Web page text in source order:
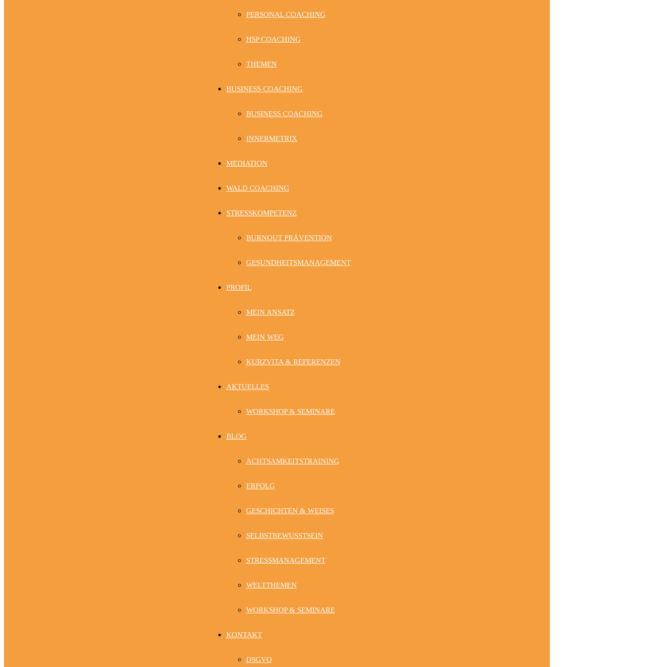
PERSONAL COACHING
HSP COACHING
THEMEN
BUSINESS COACHING
BUSINESS COACHING
INNERMETRIX
MEDIATION
WALD COACHING
STRESSKOMPETENZ
BURNOUT PRÄVENTION
GESUNDHEITSMANAGEMENT
PROFIL
MEIN ANSATZ
MEIN WEG
KURZVITA & REFERENZEN
AKTUELLES
WORKSHOP & SEMINARE
BLOG
ACHTSAMKEITSTRAINING
ERFOLG
GESCHICHTEN & WEISES
SELBSTBEWUSSTSEIN
STRESSMANAGEMENT
WELTTHEMEN
WORKSHOP & SEMINARE
KONTAKT
DSGVO